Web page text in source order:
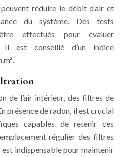
réduire le débit d’air et
du système. Des tests
effectués pour évaluer
Il est conseillé d’un indice
de l’air intérieur, des filtres de
présence de radon, il est crucial
capables de retenir ces
régulier des filtres
indispensable pour maintenir